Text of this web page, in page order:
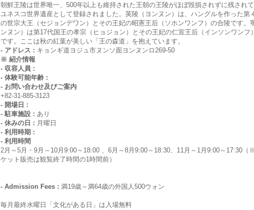
朝鮮王陵は世界唯一、500年以上も維持された王朝の王陵がほぼ毀損されずに残されて
ユネスコ世界遺産として登録されました。英陵（ヨンヌン）は、ハングルを作った第
の世宗大王（セジョンデワン）とその王妃の昭憲王后（ソホンワンフ）の合陵です。
ンヌン）は第17代国王の孝宗（ヒョジョン）とその王妃の仁宣王后（インソンワンフ
です。ここは秋の紅葉が美しい「王の森道」を抱えています。
- アドレス : キョンギ道ヨジュ市ヌンソ面ヨンヌンロ269-50
※ 紹介情報
- 収容人員 :
- 体験可能年齢 :
- お問い合わせ及びご案内
+82-31-885-3123
- 開場日 :
- 駐車施設 : あり
- 休みの日 : 月曜日
- 利用時期 :
- 利用時間
2月～5月・9月～10月9:00～18:00 、6月～8月9:00～18:30、11月～1月9:00～17:30（
ケット販売は観覧終了時間の1時間前）
- Admission Fees : 満19歳～満64歳の外国人500ウォン
毎月最終水曜日「文化がある日」は入場無料